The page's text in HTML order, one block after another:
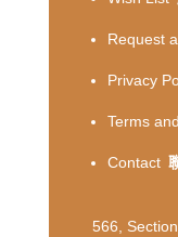
Request
Privacy
Terms
Contact
566,